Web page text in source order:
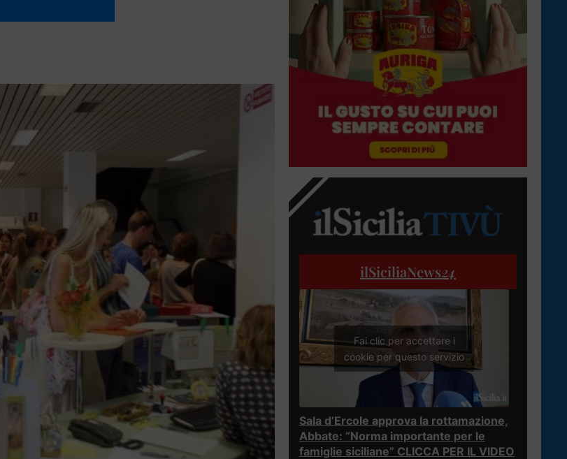
ilSiciliaNews24
Fai clic per accettare i
cookie per questo servizio
Sala d’Ercole approva la rottamazione,
Abbate: “Norma importante per le
famiglie siciliane” CLICCA PER IL VIDEO